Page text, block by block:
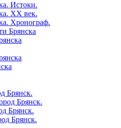
Истоки.
XX век.
Хронограф.
Брянска
Брянск.
Брянск.
Брянск.
Брянск.